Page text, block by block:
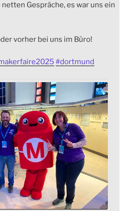
Gespräche, es war uns ein
vorher bei uns im Büro!
#dortmund